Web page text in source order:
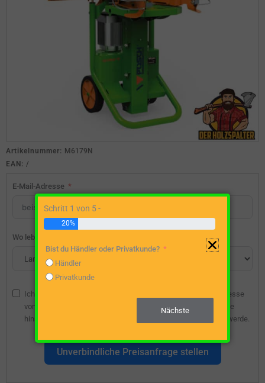
Artikelnummer: M6179N
EAN: /
E-Mail-Adresse
Wo lebst du?
Ich bin damit einverstanden, dass die angegebene E-Mail-Adresse
vom Webseitenbetreiber gespeichert wird, damit ich über diese
hinsichtlich eines unverbindlichen Preisangebots kontaktiert werde.
Unverbindliche Preisanfrage stellen
Schritt 1 von 5 -
20%
Bist du Händler oder Privatkunde?
Händler
Privatkunde
Nächste